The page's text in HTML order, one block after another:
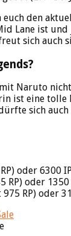
den
Lane ist
sich auch
Naruto
ist eine
sich
oder 6300
RP) oder 1350
RP) oder